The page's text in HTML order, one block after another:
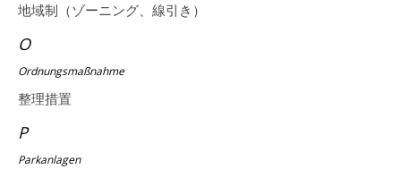
地域制（ゾーニング、線引き）
O
Ordnungsmaßnahme
整理措置
P
Parkanlagen